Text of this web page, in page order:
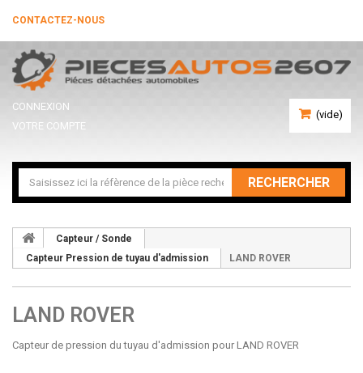
CONTACTEZ-NOUS
(vide)
CONNEXION
VOTRE COMPTE
RECHERCHER
Capteur / Sonde
Capteur Pression de tuyau d'admission
LAND ROVER
LAND ROVER
Capteur de pression du tuyau d'admission pour LAND ROVER